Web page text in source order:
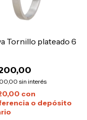
Tornillo plateado 6
sin interés
con
o depósito